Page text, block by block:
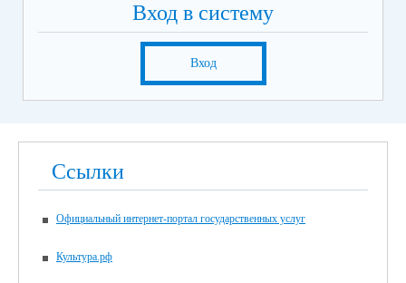
Вход в систему
Вход
Ссылки
Официальный интернет-портал государственных услуг
Культура.рф